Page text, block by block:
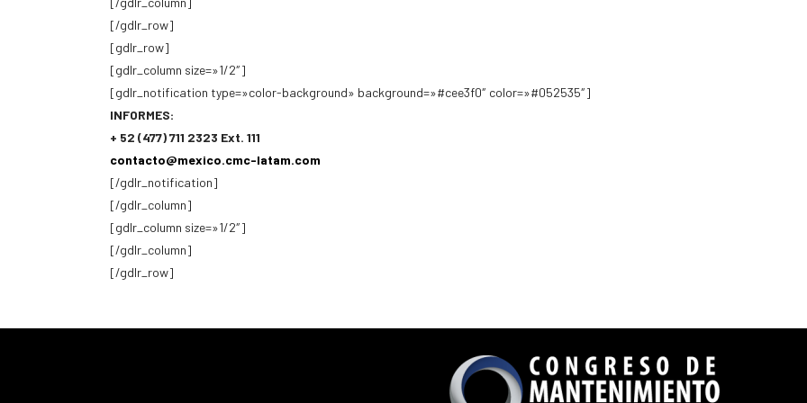
[/gdlr_row]
[gdlr_row]
[gdlr_column size=»1/2″]
[gdlr_notification type=»color-background» background=»#cee3f0″ color=»#052535″]
INFORMES:
+ 52 (477) 711 2323 Ext. 111
contacto@mexico.cmc-latam.com
[/gdlr_notification]
[/gdlr_column]
[gdlr_column size=»1/2″]
[/gdlr_column]
[/gdlr_row]